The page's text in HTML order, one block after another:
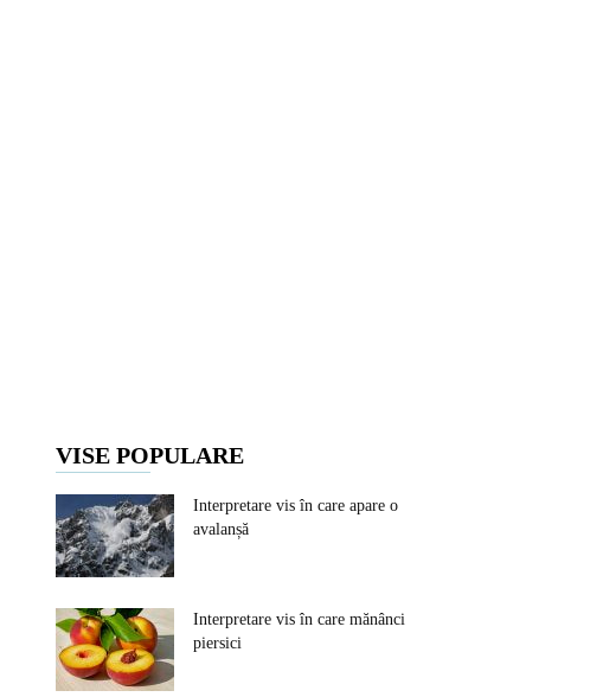
VISE POPULARE
Interpretare vis în care apare o
avalanșă
Interpretare vis în care mănânci
piersici